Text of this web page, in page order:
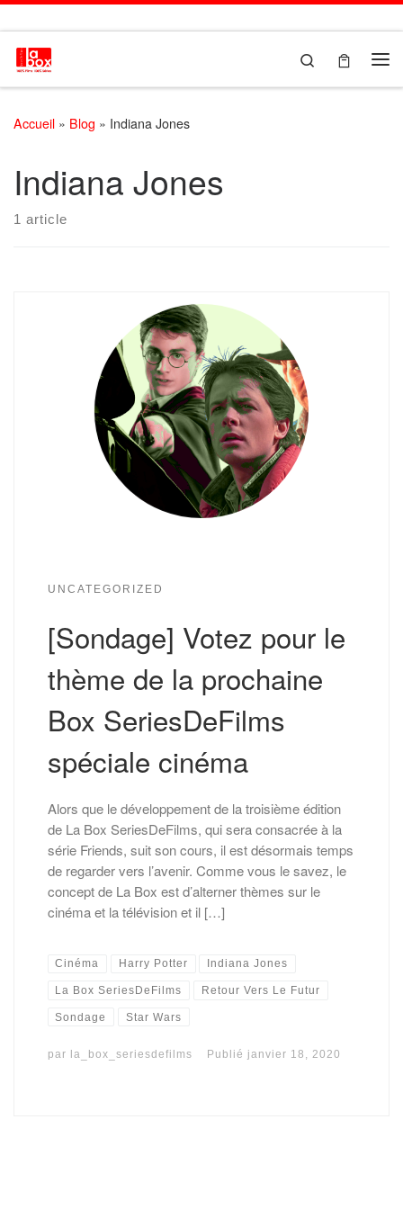
Passer au contenu
Search
Accueil » Blog » Indiana Jones
Indiana Jones
1 article
UNCATEGORIZED
[Sondage] Votez pour le
thème de la prochaine
Box SeriesDeFilms
spéciale cinéma
Alors que le développement de la troisième édition
de La Box SeriesDeFilms, qui sera consacrée à la
série Friends, suit son cours, il est désormais temps
de regarder vers l’avenir. Comme vous le savez, le
concept de La Box est d’alterner thèmes sur le
cinéma et la télévision et il […]
Cinéma Harry Potter Indiana Jones
La Box SeriesDeFilms Retour Vers Le Futur
Sondage Star Wars
par la_box_seriesdefilms Publié janvier 18, 2020